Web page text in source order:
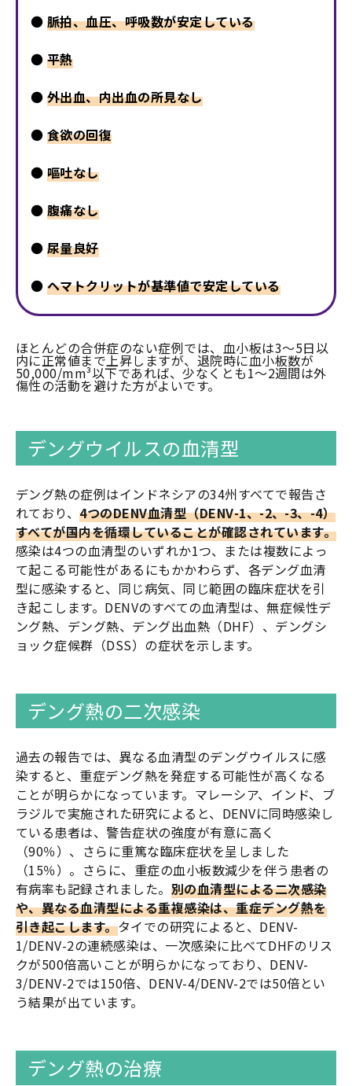
● 脈拍、血圧、呼吸数が安定している
● 平熱
● 外出血、内出血の所見なし
● 食欲の回復
● 嘔吐なし
● 腹痛なし
● 尿量良好
● ヘマトクリットが基準値で安定している
ほとんどの合併症のない症例では、血小板は3～5日以
内に正常値まで上昇しますが、退院時に血小板数が
50,000/mm³以下であれば、少なくとも1～2週間は外
傷性の活動を避けた方がよいです。
デングウイルスの血清型
デング熱の症例はインドネシアの34州すべてで報告さ
れており、4つのDENV血清型（DENV-1、-2、-3、-4）
すべてが国内を循環していることが確認されています。
感染は4つの血清型のいずれか1つ、または複数によっ
て起こる可能性があるにもかかわらず、各デング血清
型に感染すると、同じ病気、同じ範囲の臨床症状を引
き起こします。DENVのすべての血清型は、無症候性デ
ング熱、デング熱、デング出血熱（DHF）、デングシ
ョック症候群（DSS）の症状を示します。
デング熱の二次感染
過去の報告では、異なる血清型のデングウイルスに感
染すると、重症デング熱を発症する可能性が高くなる
ことが明らかになっています。マレーシア、インド、ブ
ラジルで実施された研究によると、DENVに同時感染し
ている患者は、警告症状の強度が有意に高く
（90％）、さらに重篤な臨床症状を呈しました
（15％）。さらに、重症の血小板数減少を伴う患者の
有病率も記録されました。 別の血清型による二次感染
や、異なる血清型による重複感染は、重症デング熱を
引き起こします。タイでの研究によると、DENV-
1/DENV-2の連続感染は、一次感染に比べてDHFのリス
クが500倍高いことが明らかになっており、DENV-
3/DENV-2では150倍、DENV-4/DENV-2では50倍とい
う結果が出ています。
デング熱の治療